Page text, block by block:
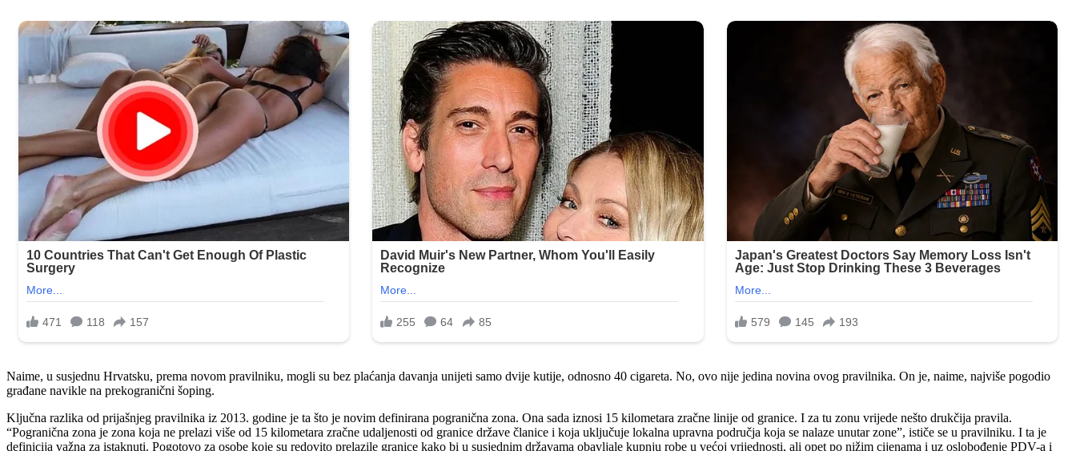
Naime, u susjednu Hrvatsku, prema novom pravilniku, mogli su bez plaćanja davanja unijeti samo dvije kutije, odnosno 40 cigareta. No, ovo nije jedina novina ovog pravilnika. On je, naime, najviše pogodio
građane navikle na prekogranični šoping.
Ključna razlika od prijašnjeg pravilnika iz 2013. godine je ta što je novim definirana pogranična zona. Ona sada iznosi 15 kilometara zračne linije od granice. I za tu zonu vrijede nešto drukčija pravila.
“Pogranična zona je zona koja ne prelazi više od 15 kilometara zračne udaljenosti od granice države članice i koja uključuje lokalna upravna područja koja se nalaze unutar zone”, ističe se u pravilniku. I ta je
definicija važna za istaknuti. Pogotovo za osobe koje su redovito prelazile granice kako bi u susjednim državama obavljale kupnju robe u većoj vrijednosti, ali opet po nižim cijenama i uz oslobođenje PDV-a i